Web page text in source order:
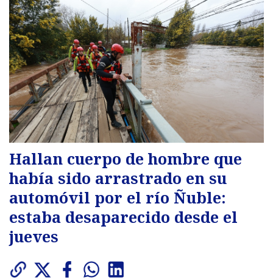
Hallan cuerpo de hombre que
había sido arrastrado en su
automóvil por el río Ñuble:
estaba desaparecido desde el
jueves